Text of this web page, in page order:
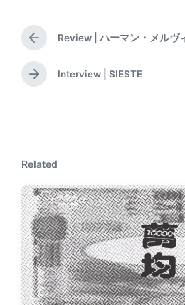
P
r
e
v
p
o
s
t
:
Review | ハーマン・メルヴ
N
s
:
Interview | SIESTE
Related